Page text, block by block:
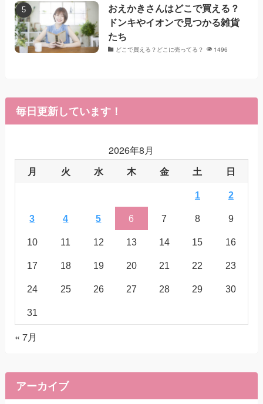
おえかきさんはどこで買える？
ドンキやイオンで見つかる雑貨
たち
どこで買える？どこに売ってる？ 1496
毎日更新しています！
2026年8月
月 火 水 木 金 土 日
1 2
3 4 5 6 7 8 9
10 11 12 13 14 15 16
17 18 19 20 21 22 23
24 25 26 27 28 29 30
31
« 7月
アーカイブ